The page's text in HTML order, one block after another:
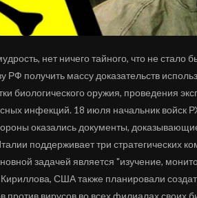
нет ничего тайного, что не
РФ получить массу доказательств
биологического оружия, проведения
инфекций. 18 июля начальник войск
оказались документы,
поддерживает три стратегических
задачей является "изучение,
США также планировали
против вирусов во всех филиалах